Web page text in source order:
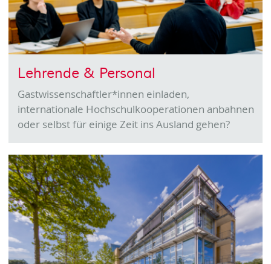
Lehrende & Per­so­nal
Gastwissenschaftler*innen einladen,
internationale Hochschulkooperationen anbahnen
oder selbst für einige Zeit ins Ausland gehen?